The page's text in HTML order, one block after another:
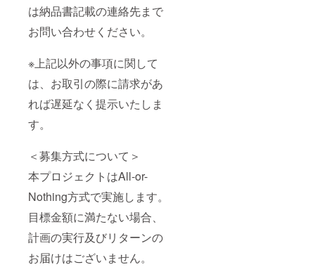
は納品書記載の連絡先まで
お問い合わせください。
※上記以外の事項に関して
は、お取引の際に請求があ
れば遅延なく提示いたしま
す。
＜募集方式について＞
本プロジェクトはAll-or-
Nothing方式で実施します。
目標金額に満たない場合、
計画の実行及びリターンの
お届けはございません。